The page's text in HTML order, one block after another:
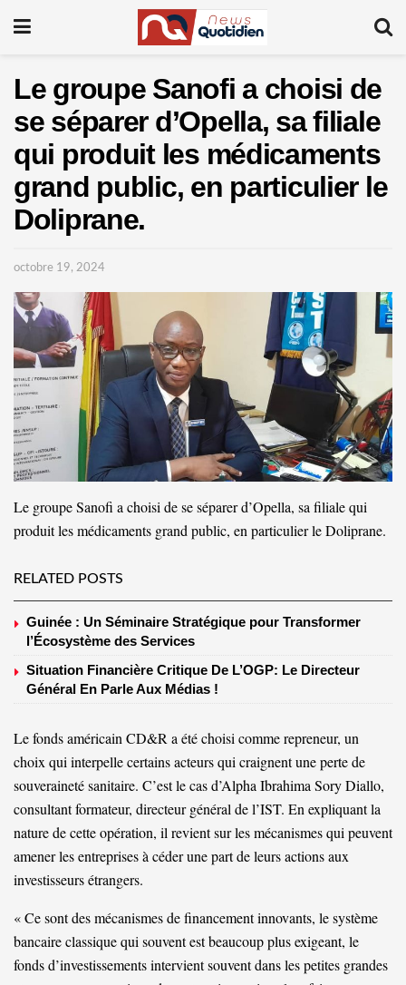
Le groupe Sanofi a choisi de
se séparer d’Opella, sa filiale
qui produit les médicaments
grand public, en particulier le
Doliprane.
octobre 19, 2024
Le groupe Sanofi a choisi de se séparer d’Opella, sa filiale qui
produit les médicaments grand public, en particulier le Doliprane.
RELATED POSTS
Guinée : Un Séminaire Stratégique pour Transformer
l’Écosystème des Services
Situation Financière Critique De L’OGP: Le Directeur
Général En Parle Aux Médias !
Le fonds américain CD&R a été choisi comme repreneur, un
choix qui interpelle certains acteurs qui craignent une perte de
souveraineté sanitaire. C’est le cas d’Alpha Ibrahima Sory Diallo,
consultant formateur, directeur général de l’IST. En expliquant la
nature de cette opération, il revient sur les mécanismes qui peuvent
amener les entreprises à céder une part de leurs actions aux
investisseurs étrangers.
« Ce sont des mécanismes de financement innovants, le système
bancaire classique qui souvent est beaucoup plus exigeant, le
fonds d’investissements intervient souvent dans les petites grandes